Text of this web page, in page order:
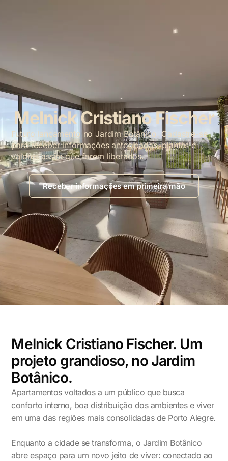
Melnick Cristiano Fischer
Futuro lançamento no Jardim Botânico. Cadastre-se
para receber informações antecipadas, plantas e
valores assim que forem liberados.
Receber informações em primeira mão
Melnick Cristiano Fischer. Um
projeto grandioso, no Jardim
Botânico.
Apartamentos voltados a um público que busca
conforto interno, boa distribuição dos ambientes e viver
em uma das regiões mais consolidadas de Porto Alegre.
Enquanto a cidade se transforma, o Jardim Botânico
abre espaço para um novo jeito de viver: conectado ao